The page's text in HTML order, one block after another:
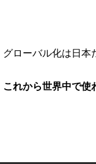
ローバル化は日本
これから世界中で使